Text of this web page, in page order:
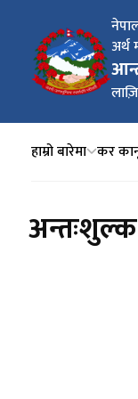
अर्थ
हाम्रो बारेमा कर